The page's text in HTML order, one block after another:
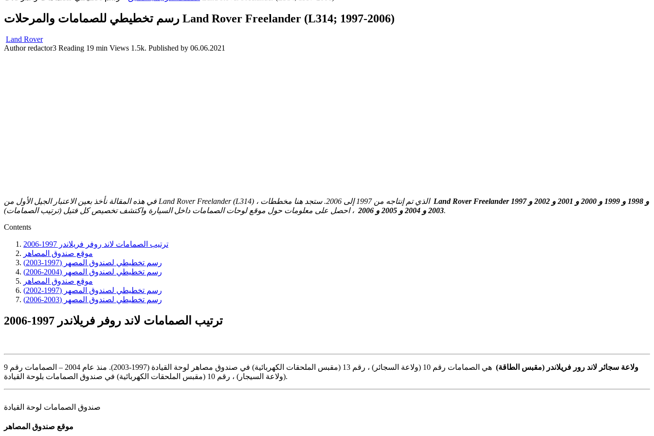
رسم تخطيطي للصمامات والمرحلات Land Rover Freelander (L314; 1997-2006)
Land Rover
Author redactor3 Reading 19 min Views 1.5k. Published by 06.06.2021
في هذه المقالة نأخذ بعين الاعتبار الجيل الأول من Land Rover Freelander (L314) ، الذي تم إنتاجه من 1997 إلى 2006. ستجد هنا مخططات Land Rover Freelander 1997 و 1998 و 1999 و 2000 و 2001 و 2002 و
2003 و 2004 و 2005 و 2006، احصل على معلومات حول موقع لوحات الصمامات داخل السيارة واكتشف تخصيص كل فتيل (ترتيب الصمامات).
Contents
ترتيب الصمامات لاند روفر فريلاندر 1997-2006
موقع صندوق المصاهر
رسم تخطيطي لصندوق المصهر (1997-2003)
رسم تخطيطي لصندوق المصهر (2004-2006)
موقع صندوق المصاهر
رسم تخطيطي لصندوق المصهر (1997-2002)
رسم تخطيطي لصندوق المصهر (2003-2006)
ترتيب الصمامات لاند روفر فريلاندر 1997-2006
ولاعة سجائر لاند رور فريلاندر (مقبس الطاقة) هي الصمامات رقم 10 (ولاعة السجائر) ، رقم 13 (مقبس الملحقات الكهربائية) في صندوق مصاهر لوحة القيادة (1997-2003).
منذ عام 2004 – الصمامات رقم 9
(ولاعة السيجار) ، رقم 10 (مقبس الملحقات الكهربائية) في صندوق الصمامات بلوحة القيادة.
صندوق الصمامات لوحة القيادة
موقع صندوق المصاهر